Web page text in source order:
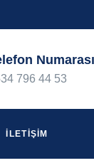
Numarası
796 44 53
İLETIŞIM